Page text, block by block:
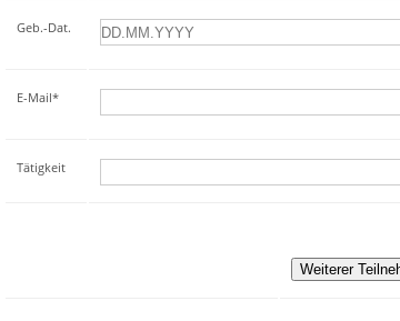
Geb.-Dat.
E-Mail*
Tätigkeit